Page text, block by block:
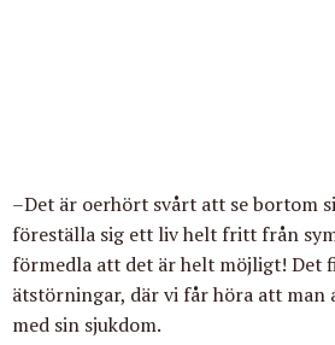
–Det är oerhört svårt att se bortom
föreställa sig ett liv helt fritt från
förmedla att det är helt möjligt! Det
ätstörningar, där vi får höra att man
med sin sjukdom.